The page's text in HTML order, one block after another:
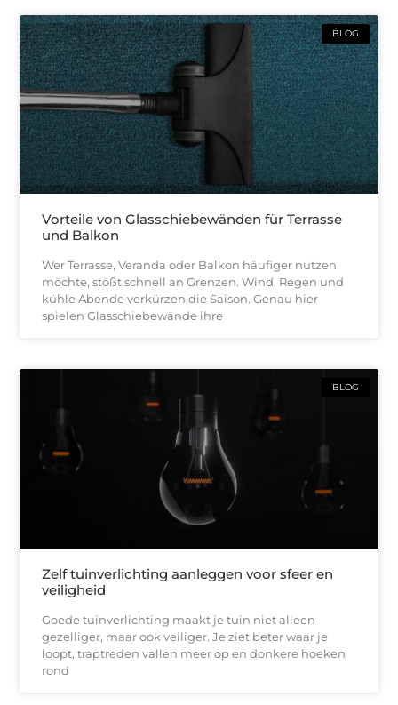
BLOG
Vorteile von Glasschiebewänden für Terrasse
und Balkon
Wer Terrasse, Veranda oder Balkon häufiger nutzen
möchte, stößt schnell an Grenzen. Wind, Regen und
kühle Abende verkürzen die Saison. Genau hier
spielen Glasschiebewände ihre
BLOG
Zelf tuinverlichting aanleggen voor sfeer en
veiligheid
Goede tuinverlichting maakt je tuin niet alleen
gezelliger, maar ook veiliger. Je ziet beter waar je
loopt, traptreden vallen meer op en donkere hoeken
rond